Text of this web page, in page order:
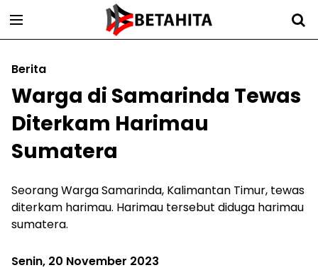
Berita
Warga di Samarinda Tewas
Diterkam Harimau
Sumatera
Seorang Warga Samarinda, Kalimantan Timur, tewas
diterkam harimau. Harimau tersebut diduga harimau
sumatera.
Senin, 20 November 2023